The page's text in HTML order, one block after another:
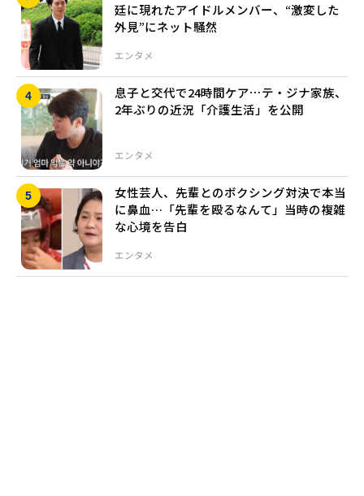
エンタメ
廷に現れたアイドルメンバー、“激変した
外見”にネット騒然
エンタメ
息子と交代で24時間ケア⋯テ・ジナ家族、
2年ぶりの近況「介護生活」を公開
エンタメ
女性芸人、先輩とのボクシング対決で本当
に鼻血…「先輩を殴るなんて」当時の複雑
な心境を告白